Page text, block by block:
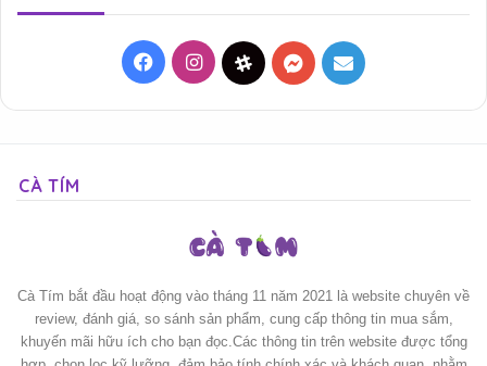
FacebookInstagramThreadsMessenger
Mail
CÀ TÍM
Cà Tím bắt đầu hoạt động vào tháng 11 năm 2021 là website chuyên về
review, đánh giá, so sánh sản phẩm, cung cấp thông tin mua sắm,
khuyến mãi hữu ích cho bạn đọc.Các thông tin trên website được tổng